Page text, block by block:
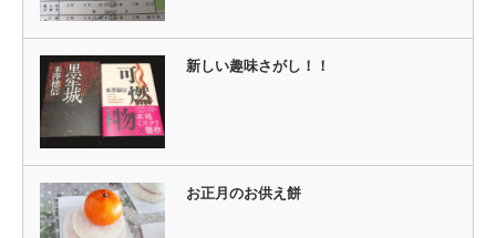
新しい趣味さがし！！
お正月のお供え餅